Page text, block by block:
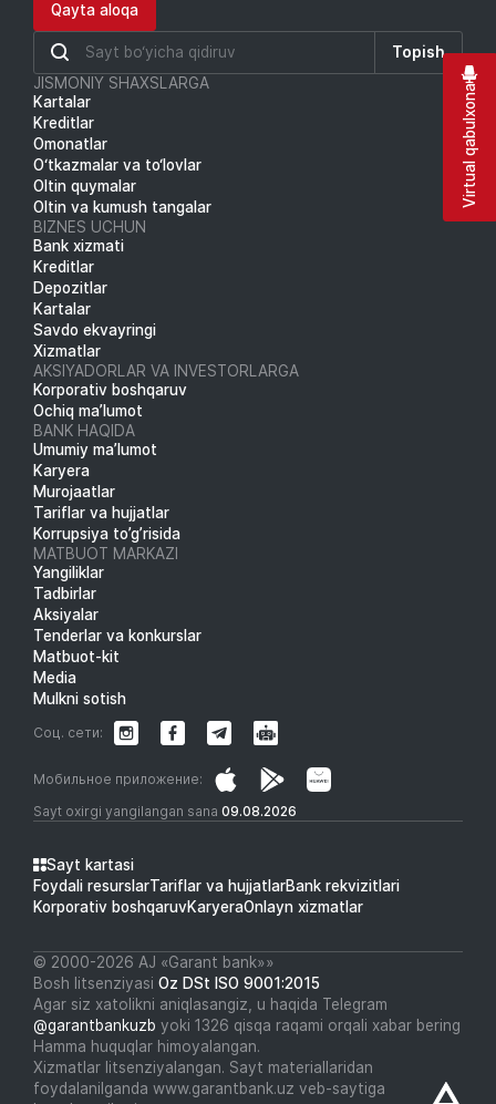
Qayta aloqa
Topish
JISMONIY SHAXSLARGA
Kartalar
Kreditlar
Omonatlar
O‘tkazmalar va to‘lovlar
Oltin quymalar
Oltin va kumush tangalar
BIZNES UCHUN
Bank xizmati
Kreditlar
Depozitlar
Kartalar
Savdo ekvayringi
Xizmatlar
AKSIYADORLAR VA INVESTORLARGA
Korporativ boshqaruv
Ochiq ma’lumot
BANK HAQIDA
Umumiy ma’lumot
Karyera
Murojaatlar
Tariflar va hujjatlar
Korrupsiya to’g’risida
MATBUOT MARKAZI
Yangiliklar
Tadbirlar
Aksiyalar
Tenderlar va konkurslar
Matbuot-kit
Media
Mulkni sotish
Sayt oxirgi yangilangan sana 09.08.2026
Мобильное приложение:
Соц. сети:
Sayt kartasi
Foydali resurslarTariflar va hujjatlarBank rekvizitlari
Korporativ boshqaruvKaryeraOnlayn xizmatlar
© 2000-2026 АJ «Garant bank»»
Bosh litsenziyasi Oz DSt ISO 9001:2015
Agar siz xatolikni aniqlasangiz, u haqida Telegram
@garantbankuzb yoki 1326 qisqa raqami orqali xabar bering
Hamma huquqlar himoyalangan.
Xizmatlar litsenziyalangan. Sayt materiallaridan
foydalanilganda www.garantbank.uz veb-saytiga
Virtual qabulxona